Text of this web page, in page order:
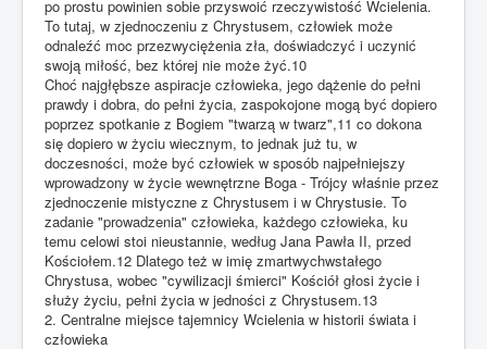
po prostu powinien sobie przyswoić rzeczywistość Wcielenia.
To tutaj, w zjednoczeniu z Chrystusem, człowiek może
odnaleźć moc przezwyciężenia zła, doświadczyć i uczynić
swoją miłość, bez której nie może żyć.10
Choć najgłębsze aspiracje człowieka, jego dążenie do pełni
prawdy i dobra, do pełni życia, zaspokojone mogą być dopiero
poprzez spotkanie z Bogiem "twarzą w twarz",11 co dokona
się dopiero w życiu wiecznym, to jednak już tu, w
doczesności, może być człowiek w sposób najpełniejszy
wprowadzony w życie wewnętrzne Boga - Trójcy właśnie przez
zjednoczenie mistyczne z Chrystusem i w Chrystusie. To
zadanie "prowadzenia" człowieka, każdego człowieka, ku
temu celowi stoi nieustannie, według Jana Pawła II, przed
Kościołem.12 Dlatego też w imię zmartwychwstałego
Chrystusa, wobec "cywilizacji śmierci" Kościół głosi życie i
służy życiu, pełni życia w jedności z Chrystusem.13
2. Centralne miejsce tajemnicy Wcielenia w historii świata i
człowieka